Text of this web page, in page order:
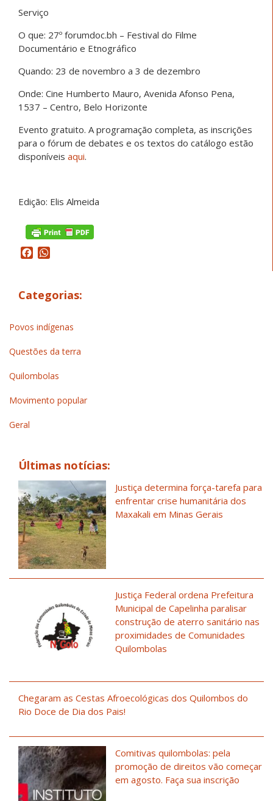
Serviço
O que: 27º forumdoc.bh – Festival do Filme
Documentário e Etnográfico
Quando: 23 de novembro a 3 de dezembro
Onde: Cine Humberto Mauro, Avenida Afonso Pena,
1537 – Centro, Belo Horizonte
Evento gratuito. A programação completa, as inscrições
para o fórum de debates e os textos do catálogo estão
disponíveis aqui.
Edição: Elis Almeida
Facebook
Categorias:
Povos indígenas
Questões da terra
Quilombolas
Movimento popular
Geral
Últimas notícias:
Justiça determina força-tarefa para
enfrentar crise humanitária dos
Maxakali em Minas Gerais
Justiça Federal ordena Prefeitura
Municipal de Capelinha paralisar
construção de aterro sanitário nas
proximidades de Comunidades
Quilombolas
Chegaram as Cestas Afroecológicas dos Quilombos do
Rio Doce de Dia dos Pais!
Comitivas quilombolas: pela
promoção de direitos vão começar
em agosto. Faça sua inscrição